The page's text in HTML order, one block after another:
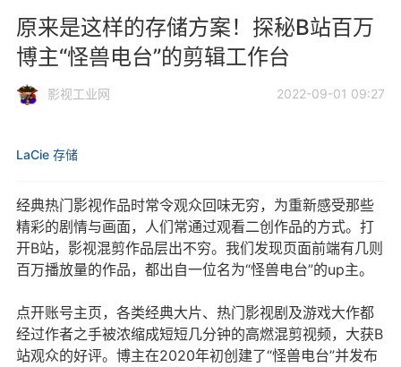
原来是这样的存储方案！探秘B站百万
博主“怪兽电台”的剪辑工作台
影视工业网 2022-09-01 09:27
LaCie 存储
经典热门影视作品时常令观众回味无穷，为重新感受那些
精彩的剧情与画面，人们常通过观看二创作品的方式。打
开B站，影视混剪作品层出不穷。我们发现页面前端有几则
百万播放量的作品，都出自一位名为“怪兽电台”的up主。
点开账号主页，各类经典大片、热门影视剧及游戏大作都
经过作者之手被浓缩成短短几分钟的高燃混剪视频，大获B
站观众的好评。博主在2020年初创建了“怪兽电台”并发布